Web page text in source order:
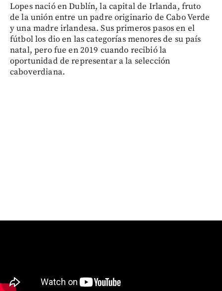
Lopes nació en Dublín, la capital de Irlanda, fruto
de la unión entre un padre originario de Cabo Verde
y una madre irlandesa. Sus primeros pasos en el
fútbol los dio en las categorías menores de su país
natal, pero fue en 2019 cuando recibió la
oportunidad de representar a la selección
caboverdiana.